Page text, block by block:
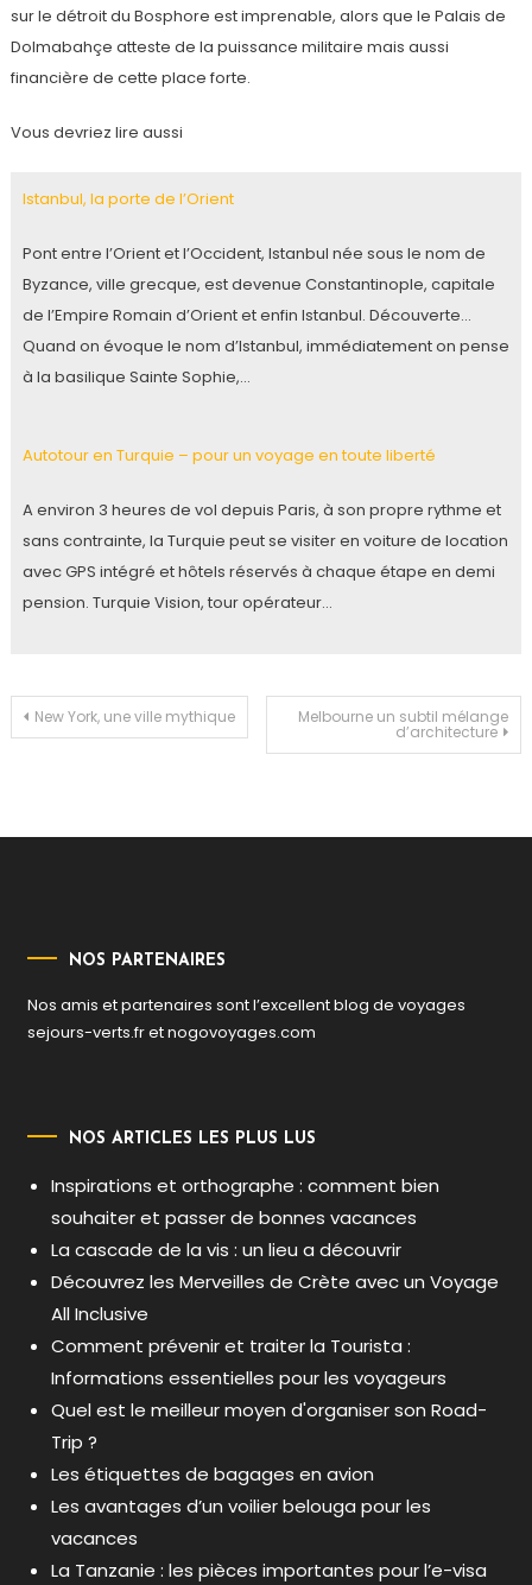
sur le détroit du Bosphore est imprenable, alors que le Palais de
Dolmabahçe atteste de la puissance militaire mais aussi
financière de cette place forte.
Vous devriez lire aussi
Istanbul, la porte de l’Orient
Pont entre l’Orient et l’Occident, Istanbul née sous le nom de
Byzance, ville grecque, est devenue Constantinople, capitale
de l’Empire Romain d’Orient et enfin Istanbul. Découverte…
Quand on évoque le nom d’Istanbul, immédiatement on pense
à la basilique Sainte Sophie,…
Autotour en Turquie – pour un voyage en toute liberté
A environ 3 heures de vol depuis Paris, à son propre rythme et
sans contrainte, la Turquie peut se visiter en voiture de location
avec GPS intégré et hôtels réservés à chaque étape en demi
pension. Turquie Vision, tour opérateur…
Navigation
l’article
New York, une ville mythique Melbourne un subtil mélange
d’architecture
NOS PARTENAIRES
Nos amis et partenaires sont l’excellent blog de voyages
sejours-verts.fretnogovoyages.com
NOS ARTICLES LES PLUS LUS
Inspirations et orthographe : comment bien
souhaiter et passer de bonnes vacances
La cascade de la vis : un lieu a découvrir
Découvrez les Merveilles de Crète avec un Voyage
All Inclusive
Comment prévenir et traiter la Tourista :
Informations essentielles pour les voyageurs
Quel est le meilleur moyen d'organiser son Road-
Trip ?
Les étiquettes de bagages en avion
Les avantages d’un voilier belouga pour les
vacances
La Tanzanie : les pièces importantes pour l’e-visa